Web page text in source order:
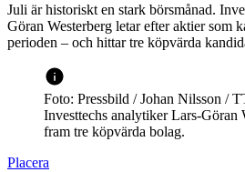
Juli är historiskt en stark börsmånad.
Göran Westerberg letar efter aktier som
perioden – och hittar tre köpvärda
Foto: Pressbild / Johan Nilsson /
Investtechs analytiker Lars-Göran
fram tre köpvärda bolag.
Placera